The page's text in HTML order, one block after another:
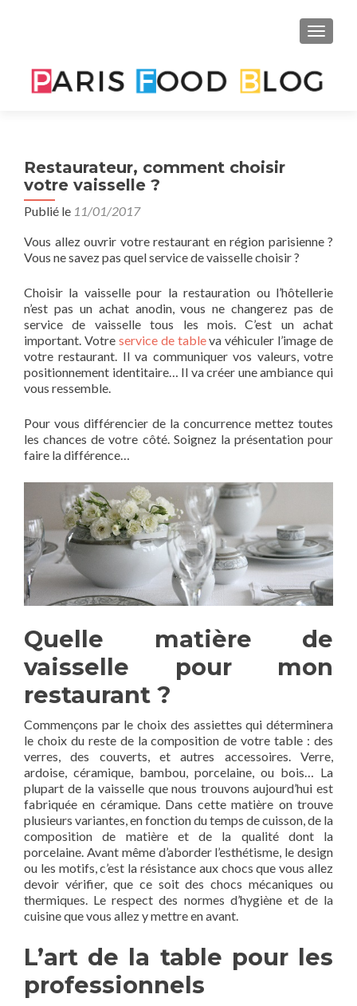
Restaurateur, comment choisir
votre vaisselle ?
Publié le 11/01/2017
Vous allez ouvrir votre restaurant en région parisienne ?
Vous ne savez pas quel service de vaisselle choisir ?
Choisir la vaisselle pour la restauration ou l’hôtellerie
n’est pas un achat anodin, vous ne changerez pas de
service de vaisselle tous les mois. C’est un achat
important. Votre service de tableva véhiculer l’image de
votre restaurant. Il va communiquer vos valeurs, votre
positionnement identitaire… Il va créer une ambiance qui
vous ressemble.
Pour vous différencier de la concurrence mettez toutes
les chances de votre côté. Soignez la présentation pour
faire la différence…
Quelle matière de
vaisselle pour mon
restaurant ?
Commençons par le choix des assiettes qui déterminera
le choix du reste de la composition de votre table : des
verres, des couverts, et autres accessoires. Verre,
ardoise, céramique, bambou, porcelaine, ou bois… La
plupart de la vaisselle que nous trouvons aujourd’hui est
fabriquée en céramique. Dans cette matière on trouve
plusieurs variantes, en fonction du temps de cuisson, de la
composition de matière et de la qualité dont la
porcelaine. Avant même d’aborder l’esthétisme, le design
ou les motifs, c’est la résistance aux chocs que vous allez
devoir vérifier, que ce soit des chocs mécaniques ou
thermiques. Le respect des normes d’hygiène et de la
cuisine que vous allez y mettre en avant.
L’art de la table pour les
professionnels